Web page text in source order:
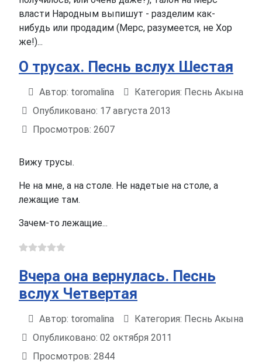
власти Народным выпишут - разделим как-
нибудь или продадим (Мерс, разумеется, не Хор
же!)...
О трусах. Песнь вслух Шестая
Автор: toromalina Категория: Песнь Акына
Опубликовано: 17 августа 2013
Просмотров: 2607
Вижу трусы.
Не на мне, а на столе. Не надетые на столе, а
лежащие там.
Зачем-то лежащие...
Вчера она вернулась. Песнь
вслух Четвертая
Автор: toromalina Категория: Песнь Акына
Опубликовано: 02 октября 2011
Просмотров: 2844